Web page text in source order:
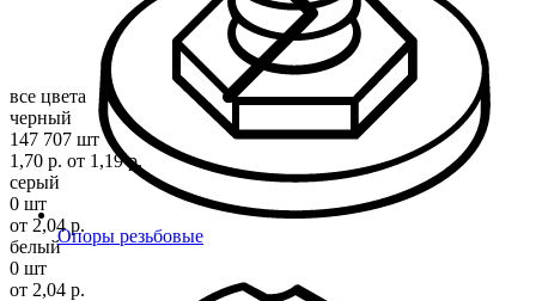
Опоры резьбовые
все цвета
черный
147 707 шт
1,70 р. от 1,19 р.
серый
0 шт
от 2,04 р.
белый
0 шт
от 2,04 р.